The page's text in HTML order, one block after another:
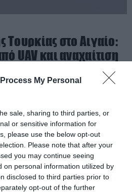
My Personal
sale, sharing to third parties, or
or sensitive information for
please use the below opt-out
Please note that after your
you may continue seeing
on personal information utilized by
disclosed to third parties prior to
opt-out of the further
Τουρκίας στο Αιγαίο:
UAV και αναχαίτιση